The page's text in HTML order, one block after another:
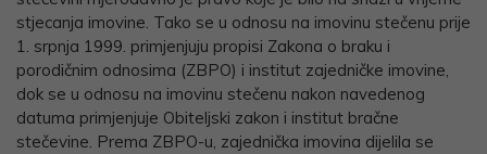
stjecanja imovine. Tako se u odnosu na imovinu stečenu prije
1. srpnja 1999. primjenjuju propisi Zakona o braku i
porodičnim odnosima (ZBPO) i institut zajedničke imovine,
dok se u odnosu na imovinu stečenu nakon navedenog
datuma primjenjuje Obiteljski zakon i institut bračne
stečevine. Prema ZBPO-u, zajednička imovina dijelila se